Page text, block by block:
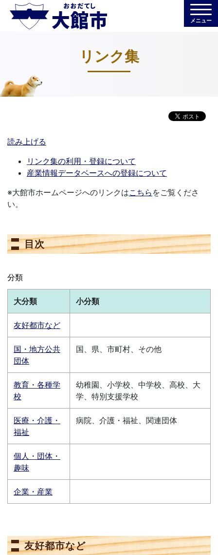
メニュー
リンク集
読み上げる
リンク集の利用・登録について
産業情報データベースへの登録について
※大館市ホームページへのリンクはこちら をご覧くださ
い。
目次
分類
大分類 小分類
友好都市など
国・地方公共
団体
国、県、市町村、その他
教育・各種学
校
幼稚園、小学校、中学校、高校、大
学、特別支援学校
医療・介護・
福祉
病院、介護・福祉、関連団体
個人・団体・
趣味
企業・産業
友好都市など